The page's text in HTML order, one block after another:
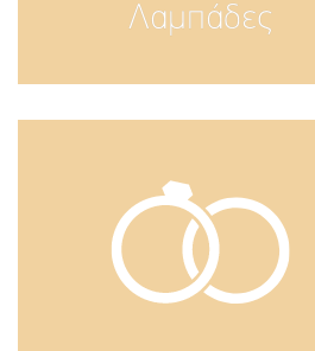
Λαμπάδες